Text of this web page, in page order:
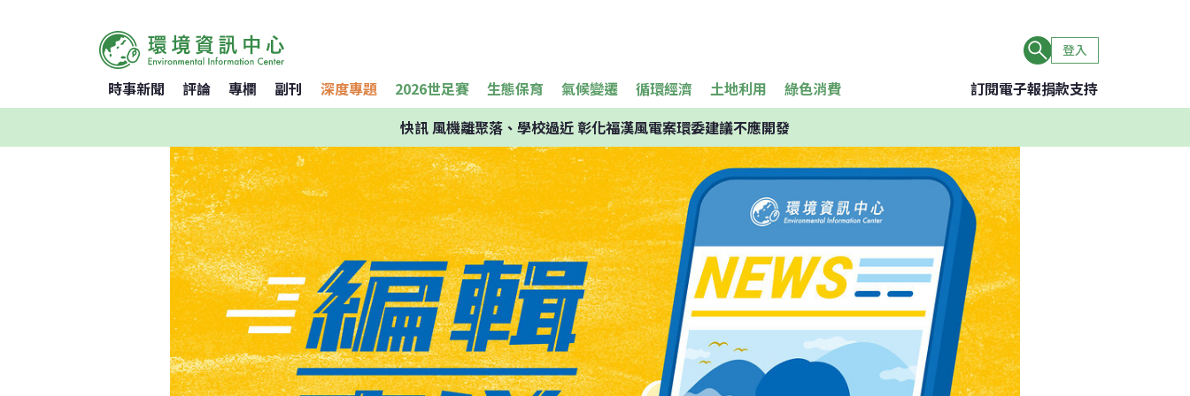
登入
時事新聞 評論 專欄 副刊 深度專題 2026世足賽 生態保育 氣候變遷 循環經濟 土地利用 綠色消費 訂閱電子報捐款支持
快訊風機離聚落、學校過近 彰化福漢風電案環委建議不應開發